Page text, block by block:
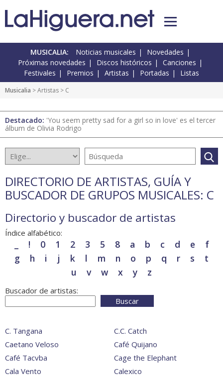
MUSICALIA: Noticias musicales
Novedades
Próximas novedades
Discos históricos
Canciones
Festivales
Premios Artistas Portadas Listas
Musicalia >Artistas > C
Destacado: 'You seem pretty sad for a girl so in love' es el tercer
álbum de Olivia Rodrigo
DIRECTORIO DE ARTISTAS, GUÍA Y
BUSCADOR DE GRUPOS MUSICALES: C
Directorio y buscador de artistas
Índice alfabético:
! 0 1 2 3 5 8 a b c d e
f
g
h i j k l m n o p q r s
t
u
v w x y z
Buscador de artistas:
Buscar
C. Tangana
C.C. Catch
Caetano Veloso
Café Quijano
Café Tacvba
Cage the Elephant
Cala Vento
Calexico